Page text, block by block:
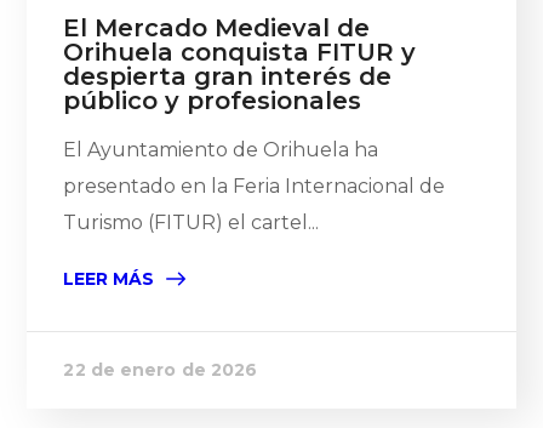
El Mercado Medieval de
Orihuela conquista FITUR y
despierta gran interés de
público y profesionales
El Ayuntamiento de Orihuela ha
presentado en la Feria Internacional de
Turismo (FITUR) el cartel...
LEER MÁS
22 de enero de 2026